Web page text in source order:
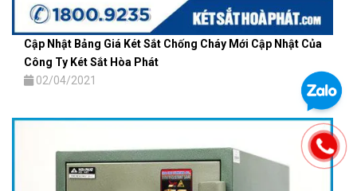
Cập Nhật Bảng Giá Két Sắt Chống Cháy Mới Cập Nhật Của
Công Ty Két Sắt Hòa Phát
02/04/2021